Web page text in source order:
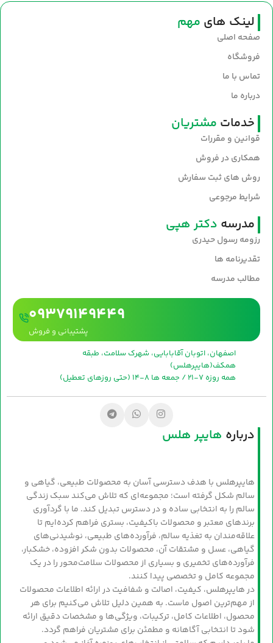
خوش‌عطر و صبحانه‌های مقوی است. سلامت
و طعم اصیل را با روغن نیک‌منش به
سفره‌های خود بیاورید.
لینک های مهم
صفحه اصلی
فروشگاه
تماس با ما
درباره ما
خدمات مشتریان
قوانین و مقررات
همکاری در فروش
روش های ثبت سفارش
شرایط مرجوعی
مدرسه دکتر هپی
رزومه رسول حیدری
تقدیرنامه ها
مطالب مدرسه
09379149449
پشتیبانی و فروش
اصفهان، اتوبان آقابابایی، شهرک سلامت، طبقه
همکف(هایپرهلس)
همه روزه 7-21 / جمعه ها 8-14 (حتی روزهای تعطیل)
درباره هایپر هلس
هایپرهلس با هدف دسترسی آسان به محصولات طبیعی، گیاهی و
سالم شکل گرفته است؛ مجموعه‌ای که تلاش می‌کند سبک زندگی
سالم را به انتخابی ساده و در دسترس تبدیل کند. ما با گردآوری
برندهای معتبر و محصولات باکیفیت، بستری فراهم کرده‌ایم تا
علاقه‌مندان به تغذیه سالم، فرآورده‌های طبیعی، نوشیدنی‌های
گیاهی، عسل و مشتقات آن، محصولات بدون شکر افزوده، خشکبار،
فرآورده‌های تخمیری و بسیاری از محصولات سلامت‌محور را در یک
مجموعه کامل و تخصصی پیدا کنند.
در هایپرهلس، کیفیت، اصالت و شفافیت در ارائه اطلاعات محصولات
از مهم‌ترین اصول ماست. به همین دلیل تلاش می‌کنیم برای هر
محصول، اطلاعات کامل، ترکیبات، ویژگی‌ها و مشخصات دقیق ارائه
شود تا انتخابی آگاهانه و مطمئن برای مشتریان فراهم گردد.